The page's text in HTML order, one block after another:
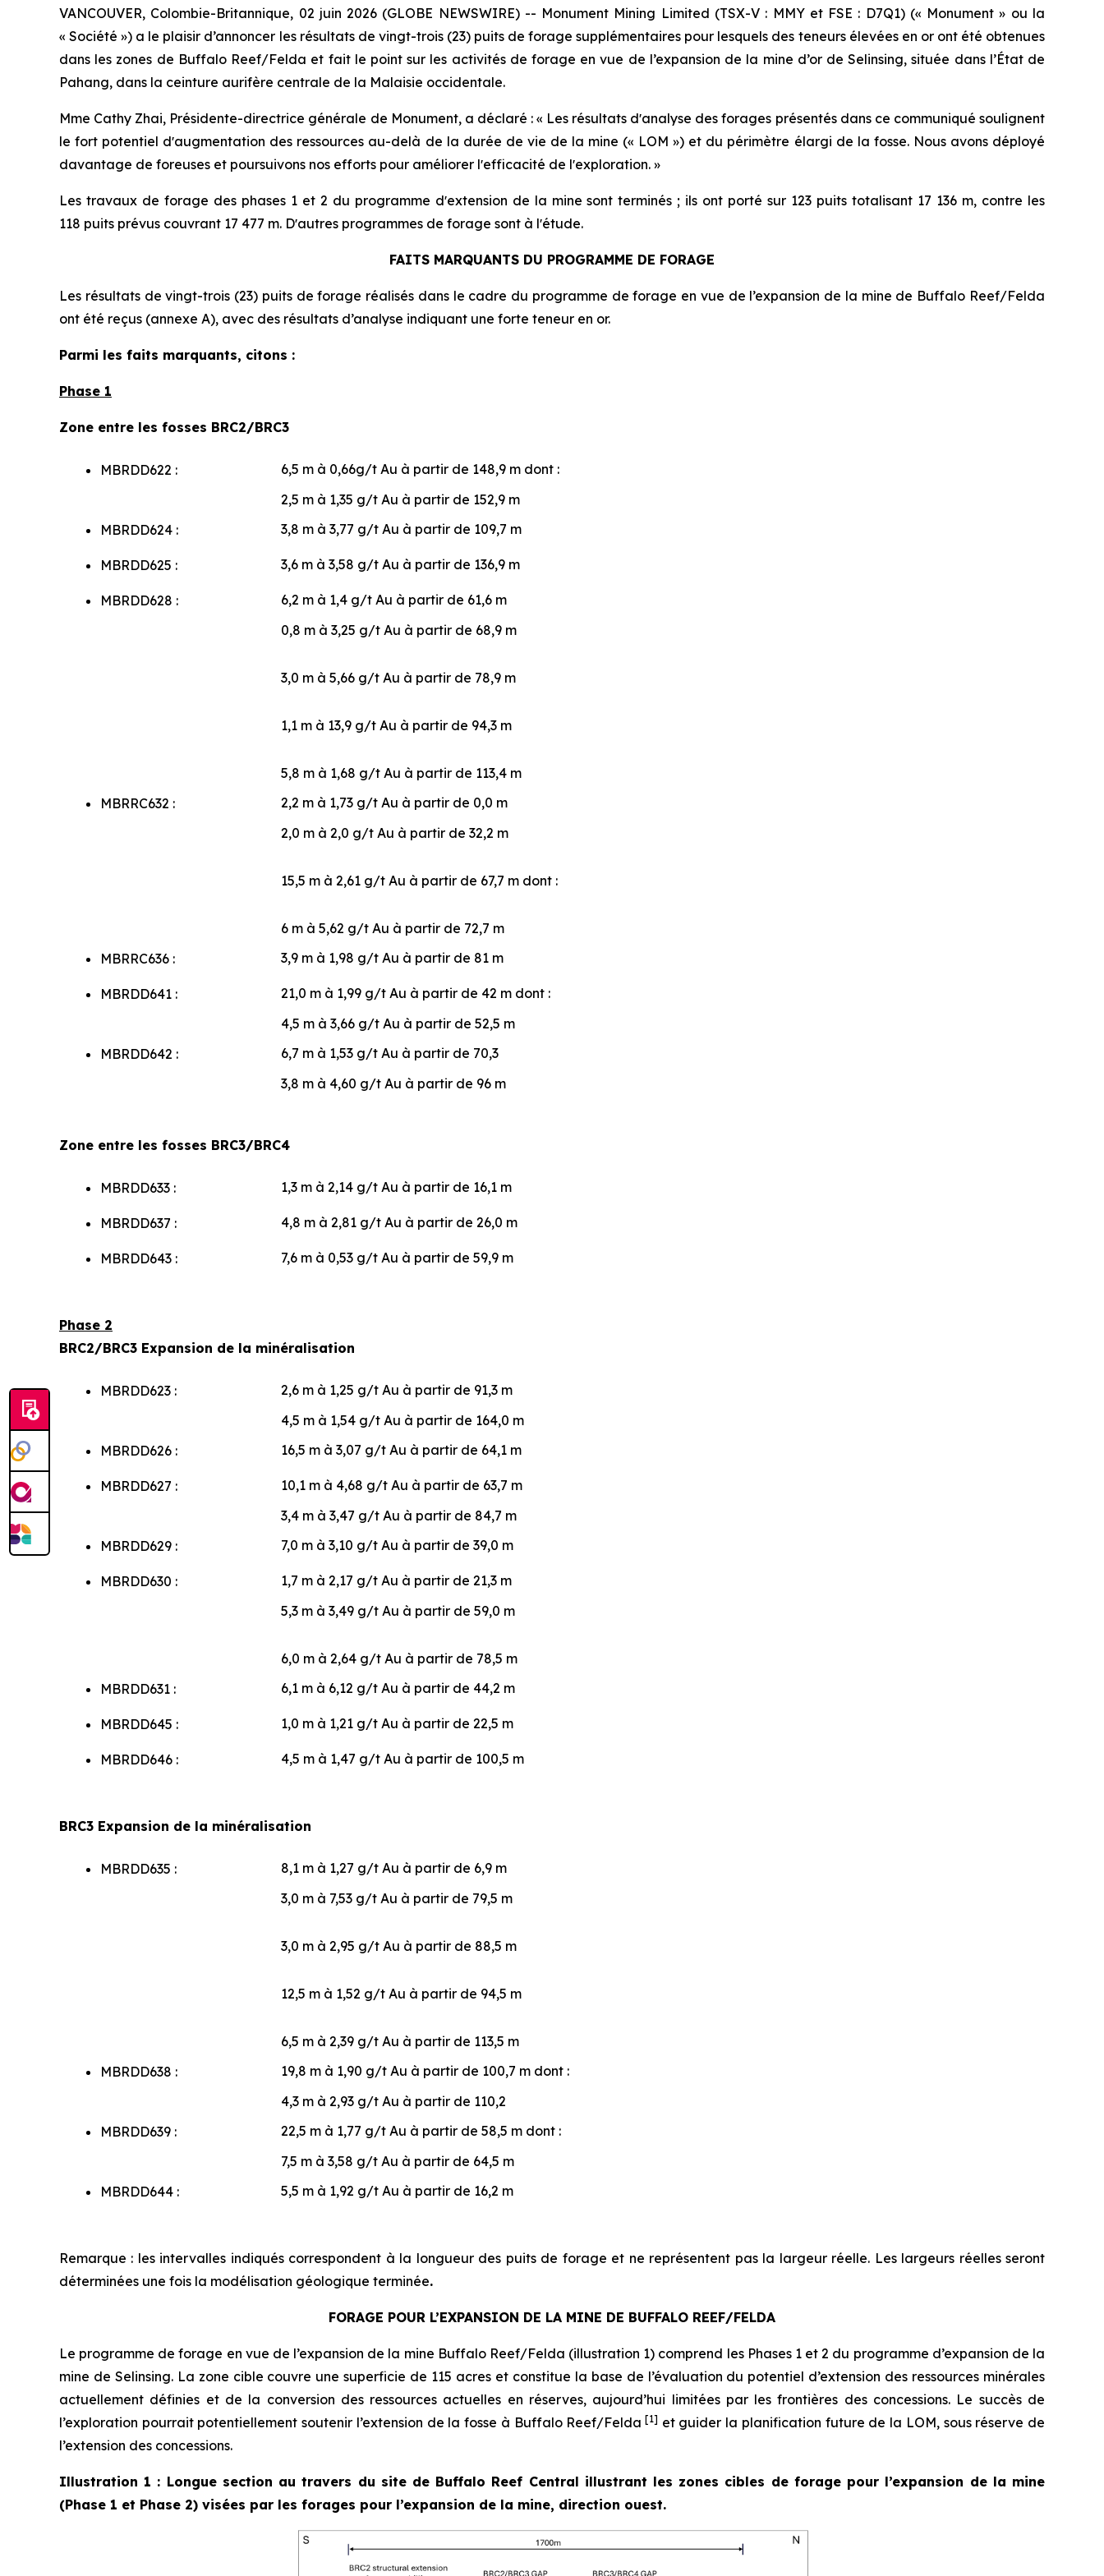
VANCOUVER, Colombie-Britannique, 02 juin 2026 (GLOBE NEWSWIRE) -- Monument Mining Limited (TSX-V : MMY et FSE : D7Q1) (« Monument » ou la
« Société ») a le plaisir d’annoncer les résultats de vingt-trois (23) puits de forage supplémentaires pour lesquels des teneurs élevées en or ont été obtenues
dans les zones de Buffalo Reef/Felda et fait le point sur les activités de forage en vue de l’expansion de la mine d’or de Selinsing, située dans l’État de
Pahang, dans la ceinture aurifère centrale de la Malaisie occidentale.
Mme Cathy Zhai, Présidente-directrice générale de Monument, a déclaré : « Les résultats dʼanalyse des forages présentés dans ce communiqué soulignent
le fort potentiel dʼaugmentation des ressources au-delà de la durée de vie de la mine (« LOM ») et du périmètre élargi de la fosse. Nous avons déployé
davantage de foreuses et poursuivons nos efforts pour améliorer lʼefficacité de lʼexploration. »
Les travaux de forage des phases 1 et 2 du programme dʼextension de la mine sont terminés ; ils ont porté sur 123 puits totalisant 17 136 m, contre les
118 puits prévus couvrant 17 477 m. Dʼautres programmes de forage sont à lʼétude.
FAITS MARQUANTS DU PROGRAMME DE FORAGE
Les résultats de vingt-trois (23) puits de forage réalisés dans le cadre du programme de forage en vue de l’expansion de la mine de Buffalo Reef/Felda
ont été reçus (annexe A), avec des résultats d’analyse indiquant une forte teneur en or.
Parmi les faits marquants, citons :
Phase 1
Zone entre les fosses BRC2/BRC3
MBRDD622 :
6,5 m à 0,66g/t Au à partir de 148,9 m dont :
2,5 m à 1,35 g/t Au à partir de 152,9 m
MBRDD624 :
3,8 m à 3,77 g/t Au à partir de 109,7 m
MBRDD625 : 3,6 m à 3,58 g/t Au à partir de 136,9 m
MBRDD628 :
6,2 m à 1,4 g/t Au à partir de 61,6 m
0,8 m à 3,25 g/t Au à partir de 68,9 m
3,0 m à 5,66 g/t Au à partir de 78,9 m
1,1 m à 13,9 g/t Au à partir de 94,3 m
5,8 m à 1,68 g/t Au à partir de 113,4 m
MBRRC632 :
2,2 m à 1,73 g/t Au à partir de 0,0 m
2,0 m à 2,0 g/t Au à partir de 32,2 m
15,5 m à 2,61 g/t Au à partir de 67,7 m dont :
6 m à 5,62 g/t Au à partir de 72,7 m
MBRRC636 :
3,9 m à 1,98 g/t Au à partir de 81 m
MBRDD641 :
21,0 m à 1,99 g/t Au à partir de 42 m dont :
4,5 m à 3,66 g/t Au à partir de 52,5 m
MBRDD642 :
6,7 m à 1,53 g/t Au à partir de 70,3
3,8 m à 4,60 g/t Au à partir de 96 m
Zone entre les fosses BRC3/BRC4
MBRDD633 : 1,3 m à 2,14 g/t Au à partir de 16,1 m
MBRDD637 : 4,8 m à 2,81 g/t Au à partir de 26,0 m
MBRDD643 : 7,6 m à 0,53 g/t Au à partir de 59,9 m
Phase 2
BRC2/BRC3 Expansion de la minéralisation
MBRDD623 :
2,6 m à 1,25 g/t Au à partir de 91,3 m
4,5 m à 1,54 g/t Au à partir de 164,0 m
MBRDD626 :
16,5 m à 3,07 g/t Au à partir de 64,1 m
MBRDD627 :
10,1 m à 4,68 g/t Au à partir de 63,7 m
3,4 m à 3,47 g/t Au à partir de 84,7 m
MBRDD629 :
7,0 m à 3,10 g/t Au à partir de 39,0 m
MBRDD630 :
1,7 m à 2,17 g/t Au à partir de 21,3 m
5,3 m à 3,49 g/t Au à partir de 59,0 m
6,0 m à 2,64 g/t Au à partir de 78,5 m
MBRDD631 :
6,1 m à 6,12 g/t Au à partir de 44,2 m
MBRDD645 : 1,0 m à 1,21 g/t Au à partir de 22,5 m
MBRDD646 : 4,5 m à 1,47 g/t Au à partir de 100,5 m
BRC3 Expansion de la minéralisation
MBRDD635 :
8,1 m à 1,27 g/t Au à partir de 6,9 m
3,0 m à 7,53 g/t Au à partir de 79,5 m
3,0 m à 2,95 g/t Au à partir de 88,5 m
12,5 m à 1,52 g/t Au à partir de 94,5 m
6,5 m à 2,39 g/t Au à partir de 113,5 m
MBRDD638 :
19,8 m à 1,90 g/t Au à partir de 100,7 m dont :
4,3 m à 2,93 g/t Au à partir de 110,2
MBRDD639 :
22,5 m à 1,77 g/t Au à partir de 58,5 m dont :
7,5 m à 3,58 g/t Au à partir de 64,5 m
MBRDD644 :
5,5 m à 1,92 g/t Au à partir de 16,2 m
Remarque : les intervalles indiqués correspondent à la longueur des puits de forage et ne représentent pas la largeur réelle. Les largeurs réelles seront
déterminées une fois la modélisation géologique terminée.
FORAGE POUR L’EXPANSION DE LA MINE DE BUFFALO REEF/FELDA
Le programme de forage en vue de l’expansion de la mine Buffalo Reef/Felda (illustration 1) comprend les Phases 1 et 2 du programme d’expansion de la
mine de Selinsing. La zone cible couvre une superficie de 115 acres et constitue la base de l’évaluation du potentiel d’extension des ressources minérales
actuellement définies et de la conversion des ressources actuelles en réserves, aujourd’hui limitées par les frontières des concessions. Le succès de
l’exploration pourrait potentiellement soutenir l’extension de la fosse à Buffalo Reef/Felda [1] et guider la planification future de la LOM, sous réserve de
l’extension des concessions.
Illustration 1 : Longue section au travers du site de Buffalo Reef Central illustrant les zones cibles de forage pour l’expansion de la mine
(Phase 1 et Phase 2) visées par les forages pour l’expansion de la mine, direction ouest.